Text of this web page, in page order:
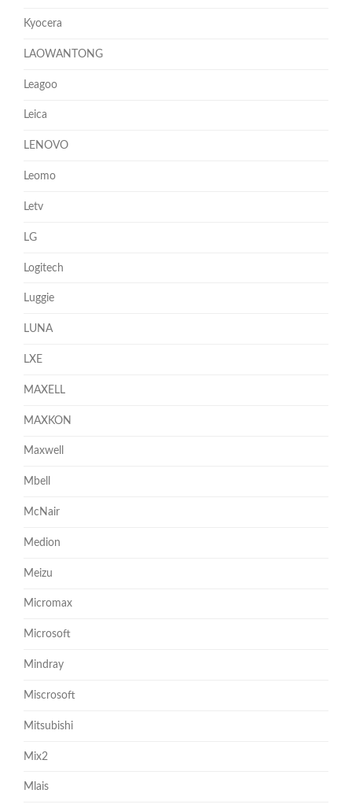
Kyocera
LAOWANTONG
Leagoo
Leica
LENOVO
Leomo
Letv
LG
Logitech
Luggie
LUNA
LXE
MAXELL
MAXKON
Maxwell
Mbell
McNair
Medion
Meizu
Micromax
Microsoft
Mindray
Miscrosoft
Mitsubishi
Mix2
Mlais